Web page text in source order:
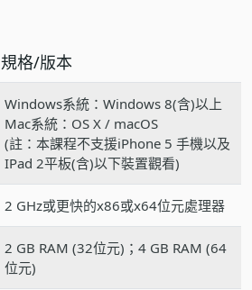
規格/版本
Windows系統：Windows 8(含)以上
Mac系統：OS X / macOS
(註：本課程不支援iPhone 5 手機以及
IPad 2平板(含)以下裝置觀看)
2 GHz或更快的x86或x64位元處理器
2 GB RAM (32位元)；4 GB RAM (64
位元)